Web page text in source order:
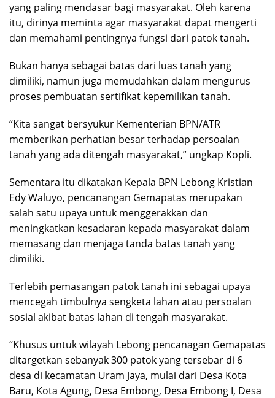
yang paling mendasar bagi masyarakat. Oleh karena
itu, dirinya meminta agar masyarakat dapat mengerti
dan memahami pentingnya fungsi dari patok tanah.
Bukan hanya sebagai batas dari luas tanah yang
dimiliki, namun juga memudahkan dalam mengurus
proses pembuatan sertifikat kepemilikan tanah.
“Kita sangat bersyukur Kementerian BPN/ATR
memberikan perhatian besar terhadap persoalan
tanah yang ada ditengah masyarakat,” ungkap Kopli.
Sementara itu dikatakan Kepala BPN Lebong Kristian
Edy Waluyo, pencanangan Gemapatas merupakan
salah satu upaya untuk menggerakkan dan
meningkatkan kesadaran kepada masyarakat dalam
memasang dan menjaga tanda batas tanah yang
dimiliki.
Terlebih pemasangan patok tanah ini sebagai upaya
mencegah timbulnya sengketa lahan atau persoalan
sosial akibat batas lahan di tengah masyarakat.
“Khusus untuk wilayah Lebong pencanagan Gemapatas
ditargetkan sebanyak 300 patok yang tersebar di 6
desa di kecamatan Uram Jaya, mulai dari Desa Kota
Baru, Kota Agung, Desa Embong, Desa Embong I, Desa